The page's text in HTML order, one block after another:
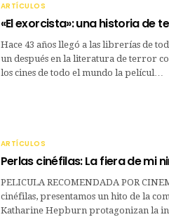
ARTÍCULOS
«El exorcista»: una historia de
Hace 43 años llegó a las librerías de
un después en la literatura de terror
los cines de todo el mundo la películ…
ARTÍCULOS
Perlas cinéfilas: La fiera de mi
PELICULA RECOMENDADA POR
cinéfilas, presentamos un hito de la
Katharine Hepburn protagonizan la